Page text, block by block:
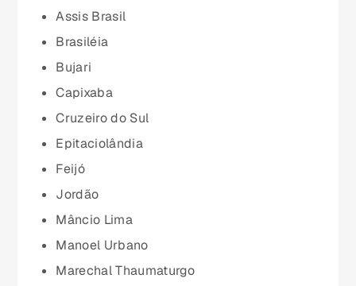
Maranhão (MA)
Assis Brasil
Brasiléia
Bujari
Capixaba
Cruzeiro do Sul
Epitaciolândia
Feijó
Jordão
Mâncio Lima
Manoel Urbano
Marechal Thaumaturgo